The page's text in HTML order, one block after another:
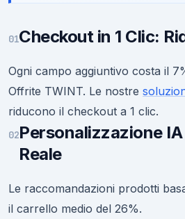
01Checkout in 1 Clic:
Ogni campo aggiuntivo costa il
Offrite TWINT. Le nostre
riducono il checkout a 1 clic.
02Personalizzazione
Reale
Le raccomandazioni prodotti
il carrello medio del 26%.